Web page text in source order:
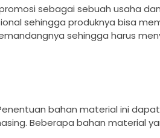
sebagai sebuah usaha
sehingga produknya bisa
sehingga harus
bahan material ini dapat
Beberapa bahan material